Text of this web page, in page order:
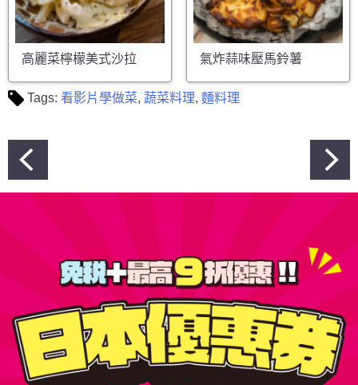
高麗菜檸檬美式沙拉 氣炸蒜味壓馬鈴薯
Tags: 看影片學做菜, 蔬菜料理, 麵料理
文
章